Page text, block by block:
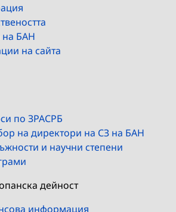
на БАН
на сайта
по ЗРАСРБ
на директори на СЗ на БАН
и научни степени
дейност
информация